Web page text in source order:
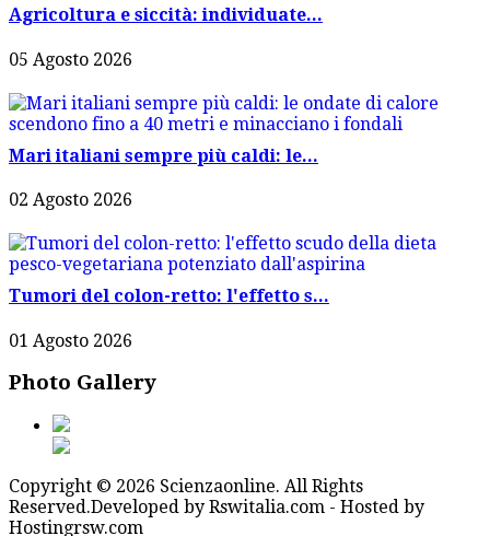
Agricoltura e siccità: individuate...
05 Agosto 2026
Mari italiani sempre più caldi: le...
02 Agosto 2026
Tumori del colon-retto: l'effetto s...
01 Agosto 2026
Photo Gallery
Copyright © 2026 Scienzaonline. All Rights
Reserved.Developed by Rswitalia.com - Hosted by
Hostingrsw.com